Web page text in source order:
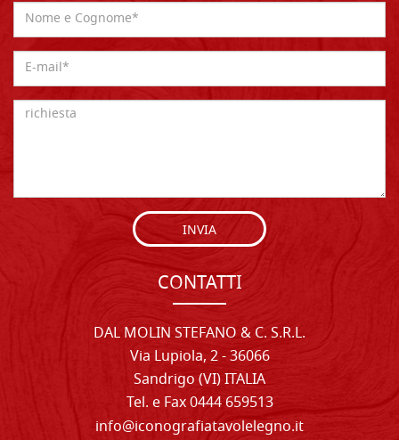
INVIA
CONTATTI
DAL MOLIN STEFANO & C. S.R.L.
Via Lupiola, 2 - 36066
Sandrigo (VI) ITALIA
Tel. e Fax 0444 659513
info@iconografiatavolelegno.it